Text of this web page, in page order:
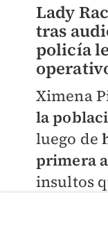
Lady
tras
policía
Ximena
la
luego de
primera
insultos